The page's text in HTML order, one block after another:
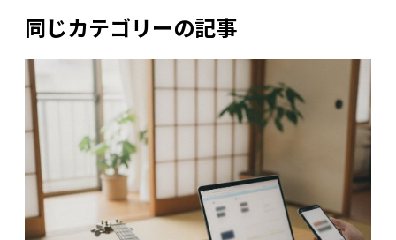
同じカテゴリーの記事